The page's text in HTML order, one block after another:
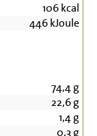
106kcal
446kJoule
74,4g
22,6g
1,4g
0,3g